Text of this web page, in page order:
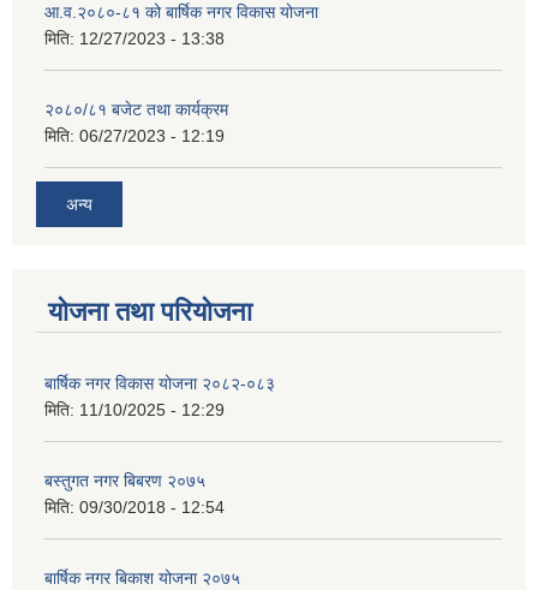
आ.व.२०८०-८१ को बार्षिक नगर विकास योजना
मिति: 12/27/2023 - 13:38
२०८०/८१ बजेट तथा कार्यक्रम
मिति: 06/27/2023 - 12:19
अन्य
योजना तथा परियोजना
बार्षिक नगर विकास योजना २०८२-०८३
मिति: 11/10/2025 - 12:29
बस्तुगत नगर बिबरण २०७५
मिति: 09/30/2018 - 12:54
बार्षिक नगर बिकाश योजना २०७५